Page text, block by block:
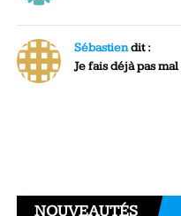
Sébastiendit :
Je fais déjà pas
NOUVEAUTÉS